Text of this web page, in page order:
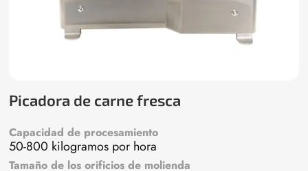
Picadora de carne fresca
Capacidad de procesamiento
50-800 kilogramos por hora
Tamaño de los orificios de molienda